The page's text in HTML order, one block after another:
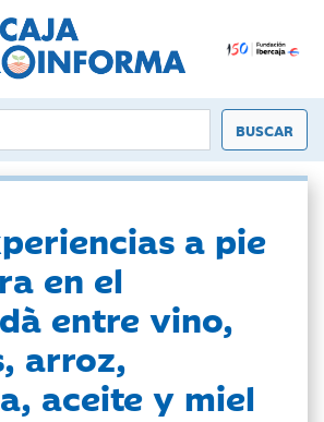
a pie
en el
entre vino,
arroz,
aceite y miel